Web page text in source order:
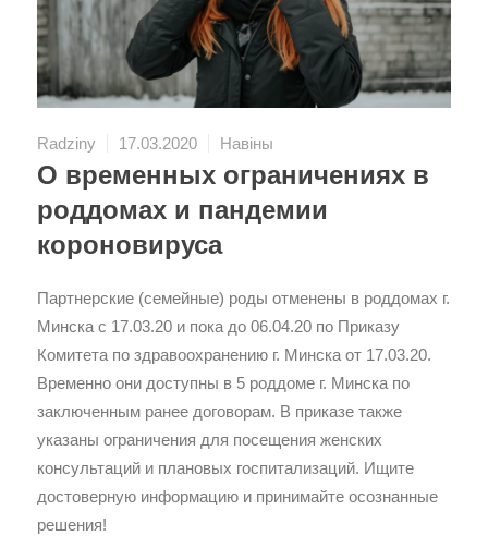
Radziny 17.03.2020 Навіны
О временных ограничениях в
роддомах и пандемии
короновируса
Партнерские (семейные) роды отменены в роддомах г.
Минска с 17.03.20 и пока до 06.04.20 по Приказу
Комитета по здравоохранению г. Минска от 17.03.20.
Временно они доступны в 5 роддоме г. Минска по
заключенным ранее договорам. В приказе также
указаны ограничения для посещения женских
консультаций и плановых госпитализаций. Ищите
достоверную информацию и принимайте осознанные
решения!